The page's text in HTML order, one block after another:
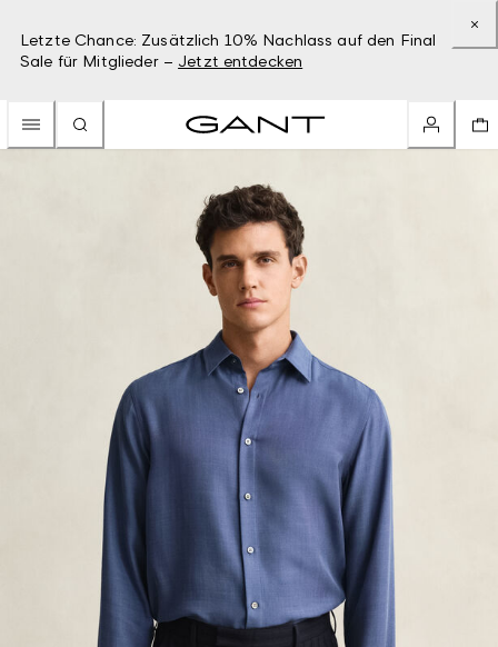
Letzte Chance: Zusätzlich 10% Nachlass auf den Final
Sale für Mitglieder – Jetzt entdecken